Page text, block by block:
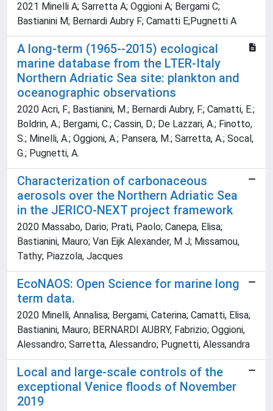
2021 Minelli A; Sarretta A; Oggioni A; Bergami C;
Bastianini M; Bernardi Aubry F; Camatti E;Pugnetti A
A long-term (1965--2015) ecological
marine database from the LTER-Italy
Northern Adriatic Sea site: plankton and
oceanographic observations
2020 Acri, F.; Bastianini, M.; Bernardi Aubry, F.; Camatti, E.;
Boldrin, A.; Bergami, C.; Cassin, D.; De Lazzari, A.; Finotto,
S.; Minelli, A.; Oggioni, A.; Pansera, M.; Sarretta, A.; Socal,
G.; Pugnetti, A.
Characterization of carbonaceous
aerosols over the Northern Adriatic Sea
in the JERICO-NEXT project framework
2020 Massabo, Dario; Prati, Paolo; Canepa, Elisa;
Bastianini, Mauro; Van Eijk Alexander, M J; Missamou,
Tathy; Piazzola, Jacques
EcoNAOS: Open Science for marine long
term data.
2020 Minelli, Annalisa; Bergami, Caterina; Camatti, Elisa;
Bastianini, Mauro; BERNARDI AUBRY, Fabrizio; Oggioni,
Alessandro; Sarretta, Alessandro; Pugnetti, Alessandra
Local and large-scale controls of the
exceptional Venice floods of November
2019